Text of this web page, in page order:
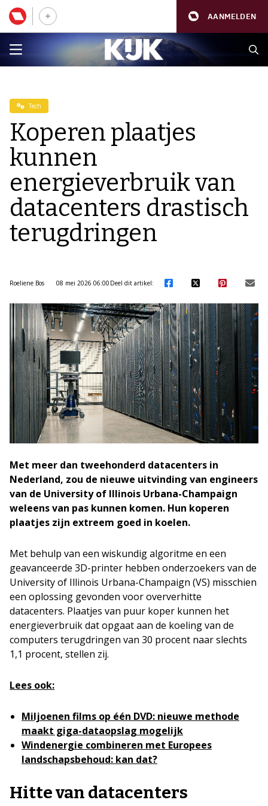
AANMELDEN
Tech
Koperen plaatjes
kunnen
energieverbruik van
datacenters drastisch
terugdringen
Roeliene Bos 08 mei 2026 06:00 Deel dit artikel:
Met meer dan tweehonderd datacenters in
Nederland, zou de nieuwe uitvinding van engineers
van de University of Illinois Urbana-Champaign
weleens van pas kunnen komen. Hun koperen
plaatjes zijn extreem goed in koelen.
Met behulp van een wiskundig algoritme en een
geavanceerde 3D-printer hebben onderzoekers van de
University of Illinois Urbana-Champaign (VS) misschien
een oplossing gevonden voor oververhitte
datacenters. Plaatjes van puur koper kunnen het
energieverbruik dat opgaat aan de koeling van de
computers terugdringen van 30 procent naar slechts
1,1 procent, stellen zij.
Lees ook:
Miljoenen films op één DVD: nieuwe methode
maakt giga-dataopslag mogelijk
Windenergie combineren met Europees
landschapsbehoud: kan dat?
Hitte van datacenters